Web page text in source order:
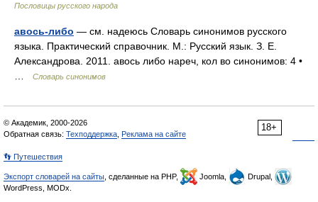
Пословицы русского народа
авось-либо — см. надеюсь Словарь синонимов русского
языка. Практический справочник. М.: Русский язык. З. Е.
Александрова. 2011. авось либо нареч, кол во синонимов: 4 •
Словарь синонимов
18+
© Академик, 2000-2026
Обратная связь: Техподдержка Реклама на сайте
👣 Путешествия
Экспорт словарей на сайты , сделанные на PHP, Joomla,
Drupal,
WordPress, MODx.